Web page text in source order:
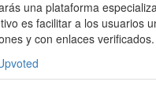
una plataforma
es facilitar a los usuarios
y con enlaces